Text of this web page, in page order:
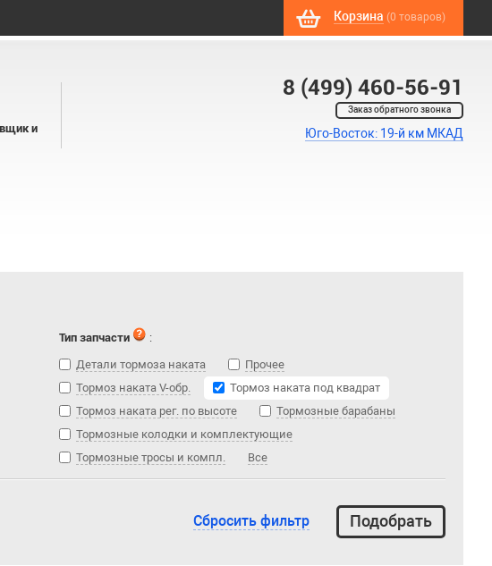
Корзина (0 товаров)
8 (499) 460-56-91
Заказ обратного звонка
Юго-Восток: 19-й км МКАД
и
Тип запчасти
:
Детали тормоза наката
Прочее
Тормоз наката V-обр.
Тормоз наката под квадрат
Тормоз наката рег. по высоте
Тормозные барабаны
Тормозные колодки и комплектующие
Тормозные тросы и компл.
Все
Сбросить фильтр